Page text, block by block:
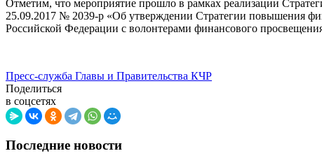
Отметим, что мероприятие прошло в рамках реализации
25.09.2017 № 2039-р «Об утверждении Стратегии повышения
Российской Федерации с волонтерами финансового
Пресс-служба Главы и Правительства КЧР
Поделиться
в соцсетях
Последние новости